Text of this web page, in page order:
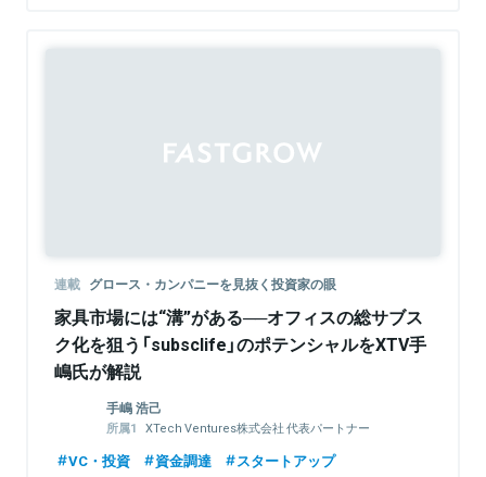
連載 グロース・カンパニーを見抜く投資家の眼
家具市場には“溝”がある──オフィスの総サブス
ク化を狙う「subsclife」のポテンシャルをXTV手
嶋氏が解説
手嶋 浩己
XTech Ventures株式会社 代表パートナー
VC・投資 資金調達 スタートアップ